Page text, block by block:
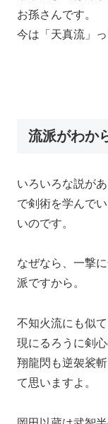
お孫さんです。
今は「天真流」
流派がわか
いろいろな説が
で剣術を学んで
いのです。
なぜなら、一撃
派ですから。
不知火流にも似
現にるろうに剣
翔龍閃も逆袈裟
て思いますよ。